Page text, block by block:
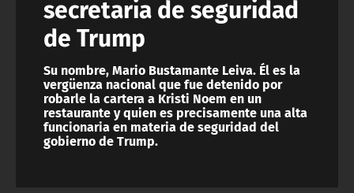
secretaria de seguridad
de Trump
Su nombre, Mario Bustamante Leiva. Él es la
vergüenza nacional que fue detenido por
robarle la cartera a Kristi Noem en un
restaurante y quien es precisamente una alta
funcionaria en materia de seguridad del
gobierno de Trump.